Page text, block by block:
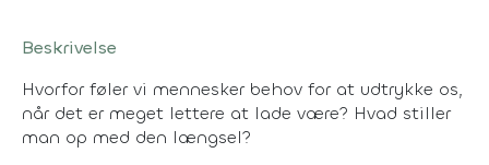
Beskrivelse
Hvorfor føler vi mennesker behov for at udtrykke os,
når det er meget lettere at lade være? Hvad stiller
man op med den længsel?